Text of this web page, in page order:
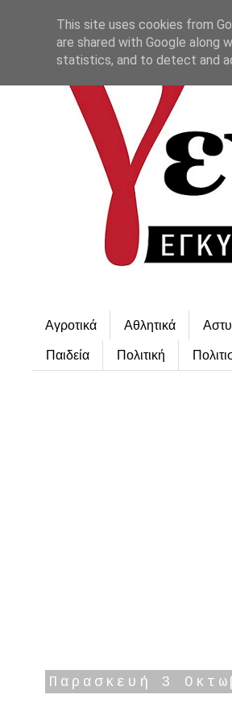
Αγροτικά Αθλητικά
Παιδεία Πολιτική
Παρασκευή 3
This site uses cookies from
are shared with Google along
statistics, and to detect and